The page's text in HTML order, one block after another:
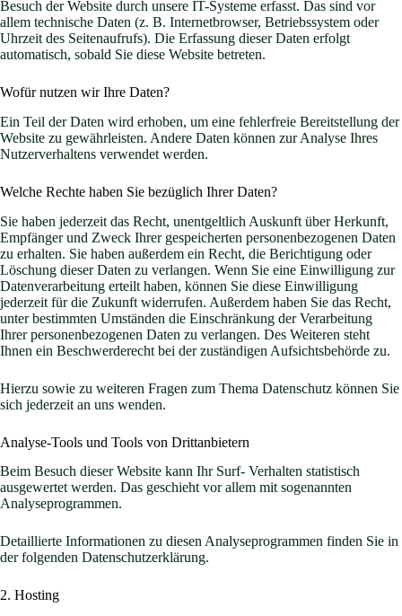
Besuch der Website durch unsere IT-Systeme erfasst. Das sind vor
allem technische Daten (z. B. Internetbrowser, Betriebssystem oder
Uhrzeit des Seitenaufrufs). Die Erfassung dieser Daten erfolgt
automatisch, sobald Sie diese Website betreten.
Wofür nutzen wir Ihre Daten?
Ein Teil der Daten wird erhoben, um eine fehlerfreie Bereitstellung der
Website zu gewährleisten. Andere Daten können zur Analyse Ihres
Nutzerverhaltens verwendet werden.
Welche Rechte haben Sie bezüglich Ihrer Daten?
Sie haben jederzeit das Recht, unentgeltlich Auskunft über Herkunft,
Empfänger und Zweck Ihrer gespeicherten personenbezogenen Daten
zu erhalten. Sie haben außerdem ein Recht, die Berichtigung oder
Löschung dieser Daten zu verlangen. Wenn Sie eine Einwilligung zur
Datenverarbeitung erteilt haben, können Sie diese Einwilligung
jederzeit für die Zukunft widerrufen. Außerdem haben Sie das Recht,
unter bestimmten Umständen die Einschränkung der Verarbeitung
Ihrer personenbezogenen Daten zu verlangen. Des Weiteren steht
Ihnen ein Beschwerderecht bei der zuständigen Aufsichtsbehörde zu.
Hierzu sowie zu weiteren Fragen zum Thema Datenschutz können Sie
sich jederzeit an uns wenden.
Analyse-Tools und Tools von Dritt­anbietern
Beim Besuch dieser Website kann Ihr Surf- Verhalten statistisch
ausgewertet werden. Das geschieht vor allem mit sogenannten
Analyseprogrammen.
Detaillierte Informationen zu diesen Analyseprogrammen finden Sie in
der folgenden Datenschutzerklärung.
2. Hosting